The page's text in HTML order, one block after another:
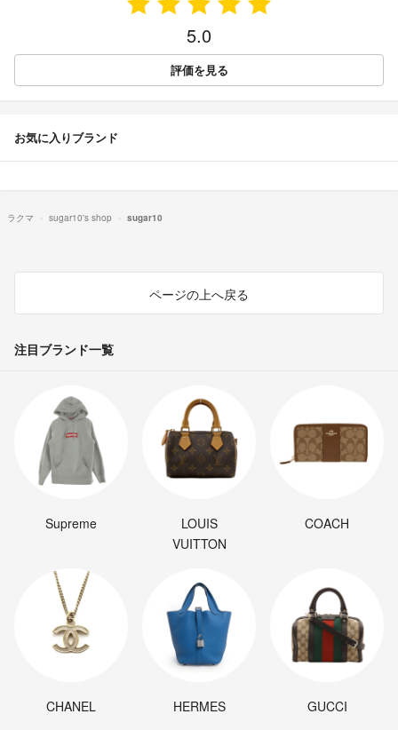
5.0
評価を見る
お気に入りブランド
ラクマ sugar10's shop sugar10
ページの上へ戻る
注目ブランド一覧
Supreme
LOUIS
VUITTON
COACH
CHANEL HERMES GUCCI